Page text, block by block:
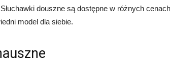
douszne są dostępne w różnych
model dla siebie.